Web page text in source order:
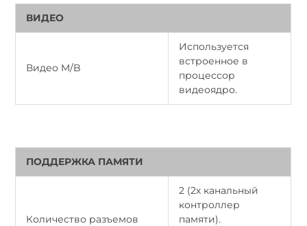
ВИДЕО
Видео M/B
Используется
встроенное в
процессор
видеоядро.
ПОДДЕРЖКА ПАМЯТИ
Количество разъемов
2 (2х канальный
контроллер
памяти).